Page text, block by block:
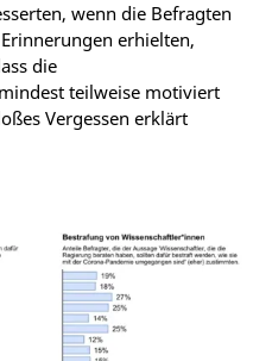
wenn die Befragten
erhielten,
die
teilweise motiviert
Vergessen erklärt